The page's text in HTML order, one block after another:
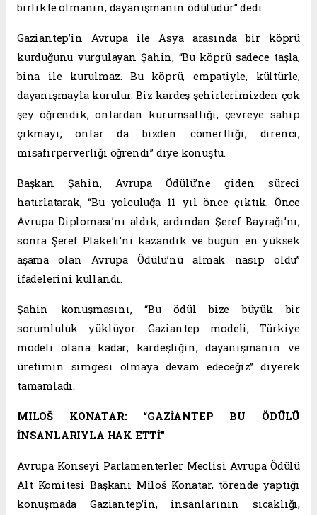
birlikte olmanın, dayanışmanın ödülüdür” dedi.
Gaziantep’in Avrupa ile Asya arasında bir köprü
kurduğunu vurgulayan Şahin, “Bu köprü sadece taşla,
bina ile kurulmaz. Bu köprü, empatiyle, kültürle,
dayanışmayla kurulur. Biz kardeş şehirlerimizden çok
şey öğrendik; onlardan kurumsallığı, çevreye sahip
çıkmayı; onlar da bizden cömertliği, direnci,
misafirperverliği öğrendi” diye konuştu.
Başkan Şahin, Avrupa Ödülü’ne giden süreci
hatırlatarak, “Bu yolculuğa 11 yıl önce çıktık. Önce
Avrupa Diploması’nı aldık, ardından Şeref Bayrağı’nı,
sonra Şeref Plaketi’ni kazandık ve bugün en yüksek
aşama olan Avrupa Ödülü’nü almak nasip oldu”
ifadelerini kullandı.
Şahin konuşmasını, “Bu ödül bize büyük bir
sorumluluk yüklüyor. Gaziantep modeli, Türkiye
modeli olana kadar; kardeşliğin, dayanışmanın ve
üretimin simgesi olmaya devam edeceğiz” diyerek
tamamladı.
MILOŠ KONATAR: “GAZİANTEP BU ÖDÜLÜ
İNSANLARIYLA HAK ETTİ”
Avrupa Konseyi Parlamenterler Meclisi Avrupa Ödülü
Alt Komitesi Başkanı Miloš Konatar, törende yaptığı
konuşmada Gaziantep’in, insanlarının sıcaklığı,